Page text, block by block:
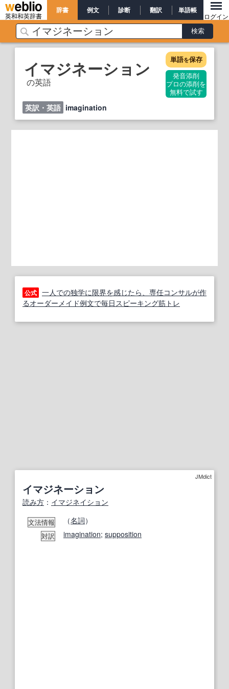
英和和英辞書
辞書 例文 診断 翻訳 単語帳
ログイン
イマジネーション
の英語
単語を保存
発音添削
プロの添削を
無料で試す
英訳・英語 imagination
公式 一人での独学に限界を感じたら、専任コンサルが作
るオーダーメイド例文で毎日スピーキング筋トレ
JMdict
イマジネーション
読み方 ： イマジネイション
文法情報 （名詞）
対訳 imagination; supposition